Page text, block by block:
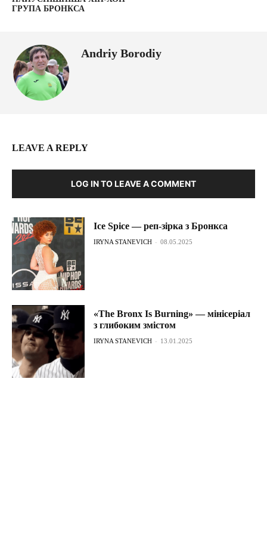
ГРУПА БРОНКСА
Andriy Borodiy
LEAVE A REPLY
LOG IN TO LEAVE A COMMENT
Ice Spice — реп-зірка з Бронкса
IRYNA STANEVICH - 08.05.2025
«The Bronx Is Burning» — мінісеріал
з глибоким змістом
IRYNA STANEVICH - 13.01.2025